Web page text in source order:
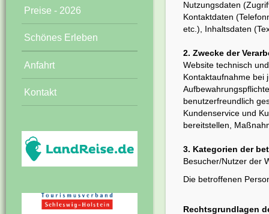
Preise - 2026
Schönes Erleben
Anfahrt
Kontakt
Nutzungsdaten
Kontaktdaten
etc.), Inhaltsdaten
2. Zwecke der
Website technisch
Kontaktaufnahme bei
benutzerfreundlich
Kundenservice und
bereitstellen,
3. Kategorien der
Besucher/Nutzer der
Die betroffenen
Rechtsgrundlagen